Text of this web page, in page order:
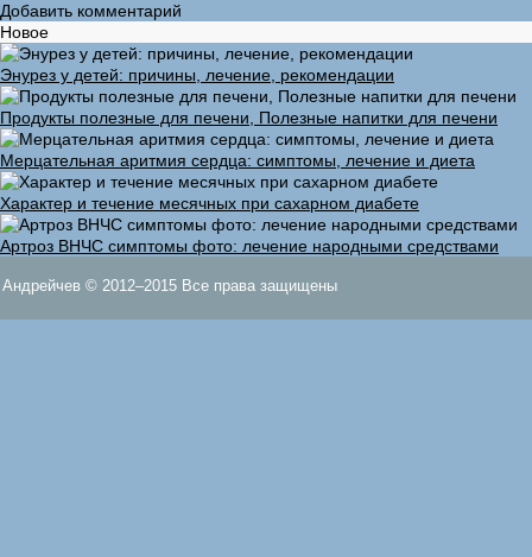
Добавить комментарий
Новое
Энурез у детей: причины, лечение, рекомендации
Продукты полезные для печени, Полезные напитки для печени
Мерцательная аритмия сердца: симптомы, лечение и диета
Характер и течение месячных при сахарном диабете
Артроз ВНЧС симптомы фото: лечение народными средствами
Андрейчев © 2012–2015 Все права защищены